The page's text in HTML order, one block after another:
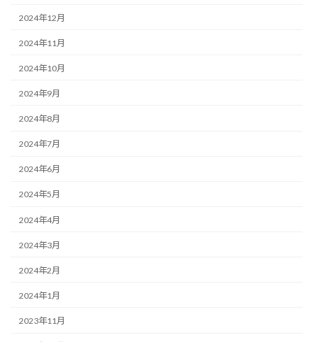
2024年12月
2024年11月
2024年10月
2024年9月
2024年8月
2024年7月
2024年6月
2024年5月
2024年4月
2024年3月
2024年2月
2024年1月
2023年11月